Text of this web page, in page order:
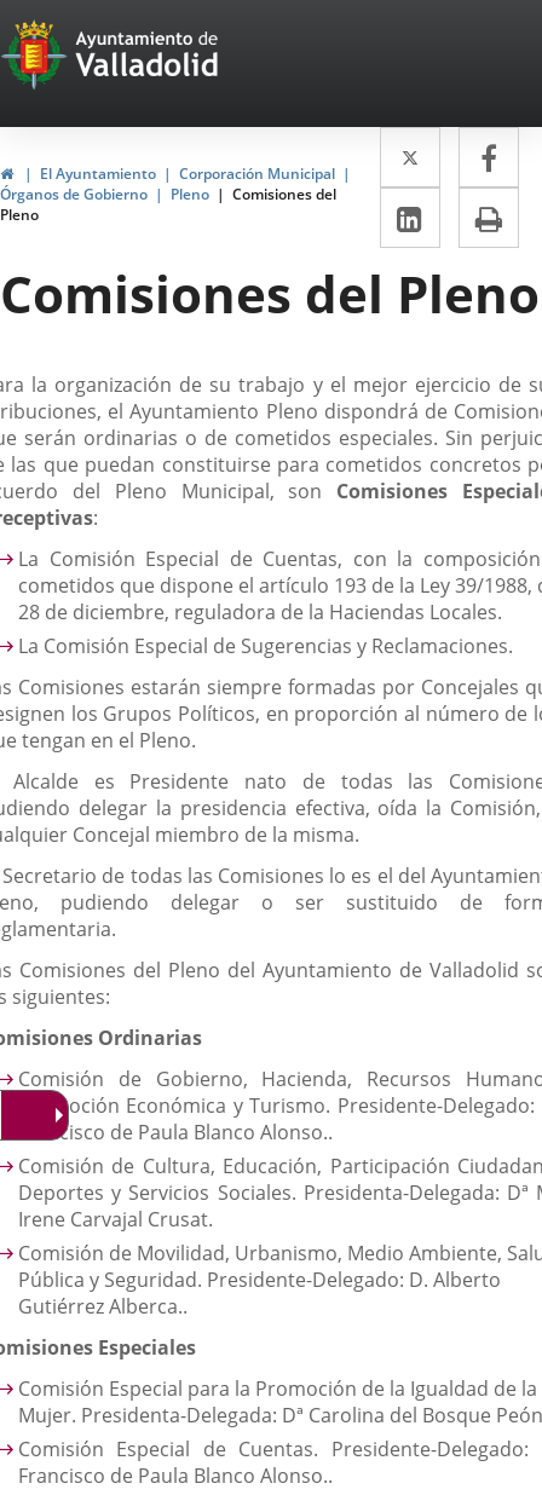
Portal
Web
del
Ayuntamiento
de
Valladolid
InicioEl Ayuntamiento
Corporación Municipal
Órganos de Gobierno
Pleno
Comisiones del
Pleno
Twitter
Enlace
a
una
externa.
a
LinkedIn
Enlace
a
una
externa.
Comisiones del Pleno
la organización de su trabajo y el mejor ejercicio de
el Ayuntamiento Pleno dispondrá de
serán ordinarias o de cometidos especiales. Sin
las que puedan constituirse para cometidos concretos
del Pleno Municipal, son Comisiones
:
La Comisión Especial de Cuentas, con la
cometidos que dispone el artículo 193 de la Ley 39/1988,
28 de diciembre, reguladora de la Haciendas Locales.
La Comisión Especial de Sugerencias y Reclamaciones.
Comisiones estarán siempre formadas por Concejales
los Grupos Políticos, en proporción al número de
tengan en el Pleno.
Alcalde es Presidente nato de todas las
delegar la presidencia efectiva, oída la
Concejal miembro de la misma.
Secretario de todas las Comisiones lo es el del
pudiendo delegar o ser sustituido de
Comisiones del Pleno del Ayuntamiento de Valladolid
siguientes:
Ordinarias
Comisión de Gobierno, Hacienda, Recursos
Promoción Económica y Turismo. Presidente-Delegado:
Francisco de Paula Blanco Alonso..
Comisión de Cultura, Educación, Participación
Deportes y Servicios Sociales. Presidenta-Delegada: Dª
Irene Carvajal Crusat.
Comisión de Movilidad, Urbanismo, Medio Ambiente,
Pública y Seguridad. Presidente-Delegado: D. Alberto
Gutiérrez Alberca..
Especiales
Comisión Especial para la Promoción de la Igualdad de la
Mujer. Presidenta-Delegada: Dª Carolina del Bosque
Comisión Especial de Cuentas. Presidente-Delegado:
Francisco de Paula Blanco Alonso..